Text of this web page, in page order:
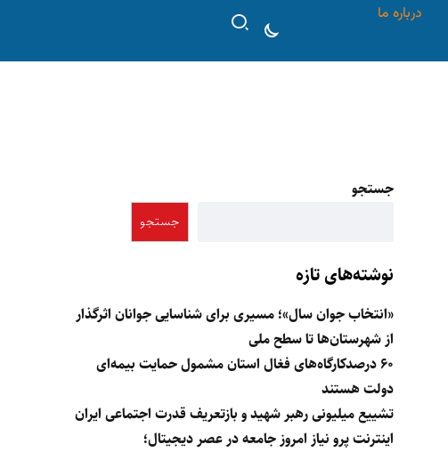
درباره ما
جستجو
جستجو
نوشته‌های تازه
«انتخاب جوان سال»؛ مسیری برای شناسایی جوانان اثرگذار
از شهرستان‌ها تا سطح ملی
۶۰ درصدکارگاه‌های فغال استان مشمول حمایت بیمه‌ای
دولت هستند
تشییع میلیونی رهبر شهید و بازتعریف قدرت اجتماعی ایران
اینترنت پرو نیاز امروز جامعه در عصر دیجیتال؛